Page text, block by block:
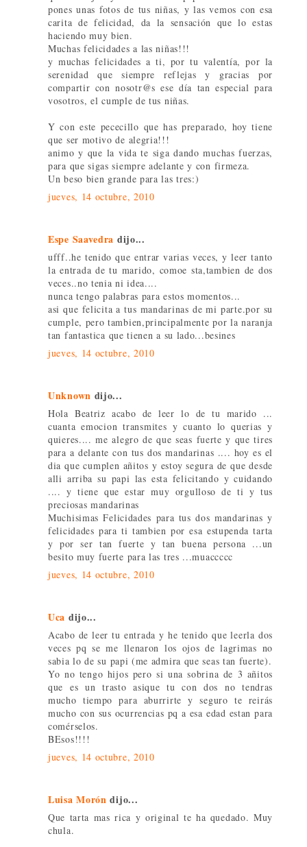
pones unas fotos de tus niñas, y las vemos con esa
carita de felicidad, da la sensación que lo estas
haciendo muy bien.
Muchas felicidades a las niñas!!!
y muchas felicidades a ti, por tu valentía, por la
serenidad que siempre reflejas y gracias por
compartir con nosotr@s ese día tan especial para
vosotros, el cumple de tus niñas.
Y con este pececillo que has preparado, hoy tiene
que ser motivo de alegria!!!
animo y que la vida te siga dando muchas fuerzas,
para que sigas siempre adelante y con firmeza.
Un beso bien grande para las tres:)
jueves, 14 octubre, 2010
Espe Saavedra dijo...
ufff..he tenido que entrar varias veces, y leer tanto
la entrada de tu marido, comoe sta,tambien de dos
veces..no tenia ni idea....
nunca tengo palabras para estos momentos...
asi que felicita a tus mandarinas de mi parte.por su
cumple, pero tambien,principalmente por la naranja
tan fantastica que tienen a su lado...besines
jueves, 14 octubre, 2010
Unknown dijo...
Hola Beatriz acabo de leer lo de tu marido ...
cuanta emocion transmites y cuanto lo querias y
quieres.... me alegro de que seas fuerte y que tires
para a delante con tus dos mandarinas .... hoy es el
dia que cumplen añitos y estoy segura de que desde
alli arriba su papi las esta felicitando y cuidando
.... y tiene que estar muy orgulloso de ti y tus
preciosas mandarinas
Muchisimas Felicidades para tus dos mandarinas y
felicidades para ti tambien por esa estupenda tarta
y por ser tan fuerte y tan buena persona ...un
besito muy fuerte para las tres ...muaccccc
jueves, 14 octubre, 2010
Uca dijo...
Acabo de leer tu entrada y he tenido que leerla dos
veces pq se me llenaron los ojos de lagrimas no
sabia lo de su papi (me admira que seas tan fuerte).
Yo no tengo hijos pero si una sobrina de 3 añitos
que es un trasto asique tu con dos no tendras
mucho tiempo para aburrirte y seguro te reirás
mucho con sus ocurrencias pq a esa edad estan para
comérselos.
BEsos!!!!
jueves, 14 octubre, 2010
Luisa Morón dijo...
Que tarta mas rica y original te ha quedado. Muy
chula.